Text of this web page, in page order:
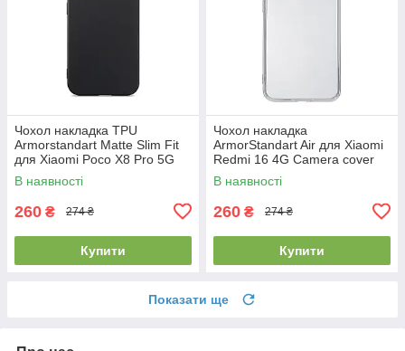
Чохол накладка TPU
Armorstandart Matte Slim Fit
для Xiaomi Poco X8 Pro 5G
Camera cover Black
(ARM90712)
В наявності
260 ₴ 274 ₴
Купити
Чохол накладка
ArmorStandart Air для Xiaomi
Redmi 16 4G Camera cover
Clear (ARM90955)
В наявності
260 ₴ 274 ₴
Купити
Показати ще